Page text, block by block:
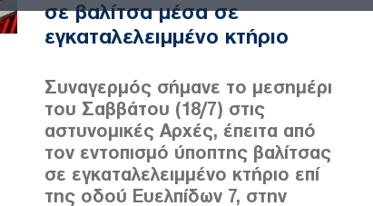
σε βαλίτσα μέσα σε
εγκαταλελειμμένο κτήριο
Συναγερμός σήμανε το μεσημέρι
του Σαββάτου (18/7) στις
αστυνομικές Αρχές, έπειτα από
τον εντοπισμό ύποπτης βαλίτσας
σε εγκαταλελειμμένο κτήριο επί
της οδού Ευελπίδων 7, στην